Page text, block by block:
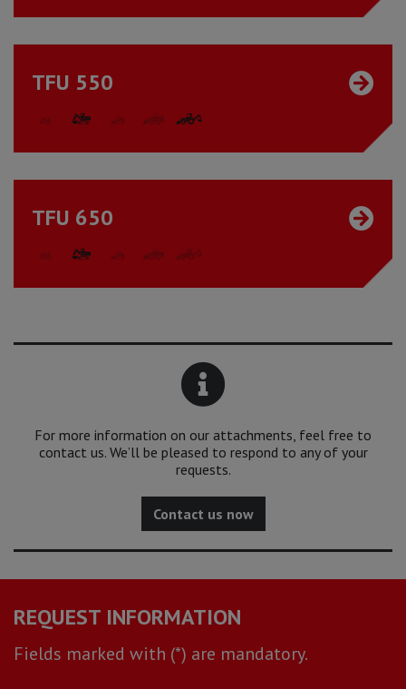
TFU 550
TFU 650
For more information on our attachments, feel free to
contact us. We’ll be pleased to respond to any of your
requests.
Contact us now
REQUEST INFORMATION
Fields marked with (*) are mandatory.